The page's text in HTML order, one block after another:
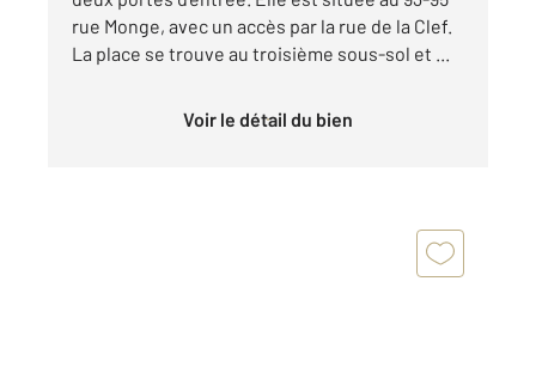
rue Monge, avec un accès par la rue de la Clef.
La place se trouve au troisième sous-sol et ...
Voir le détail du bien